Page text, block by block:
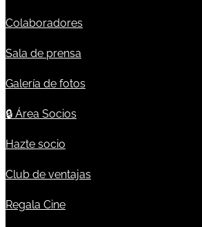
Colaboradores
Sala de prensa
Galería de fotos
🔒 Área Socios
Hazte socio
Club de ventajas
Regala Cine